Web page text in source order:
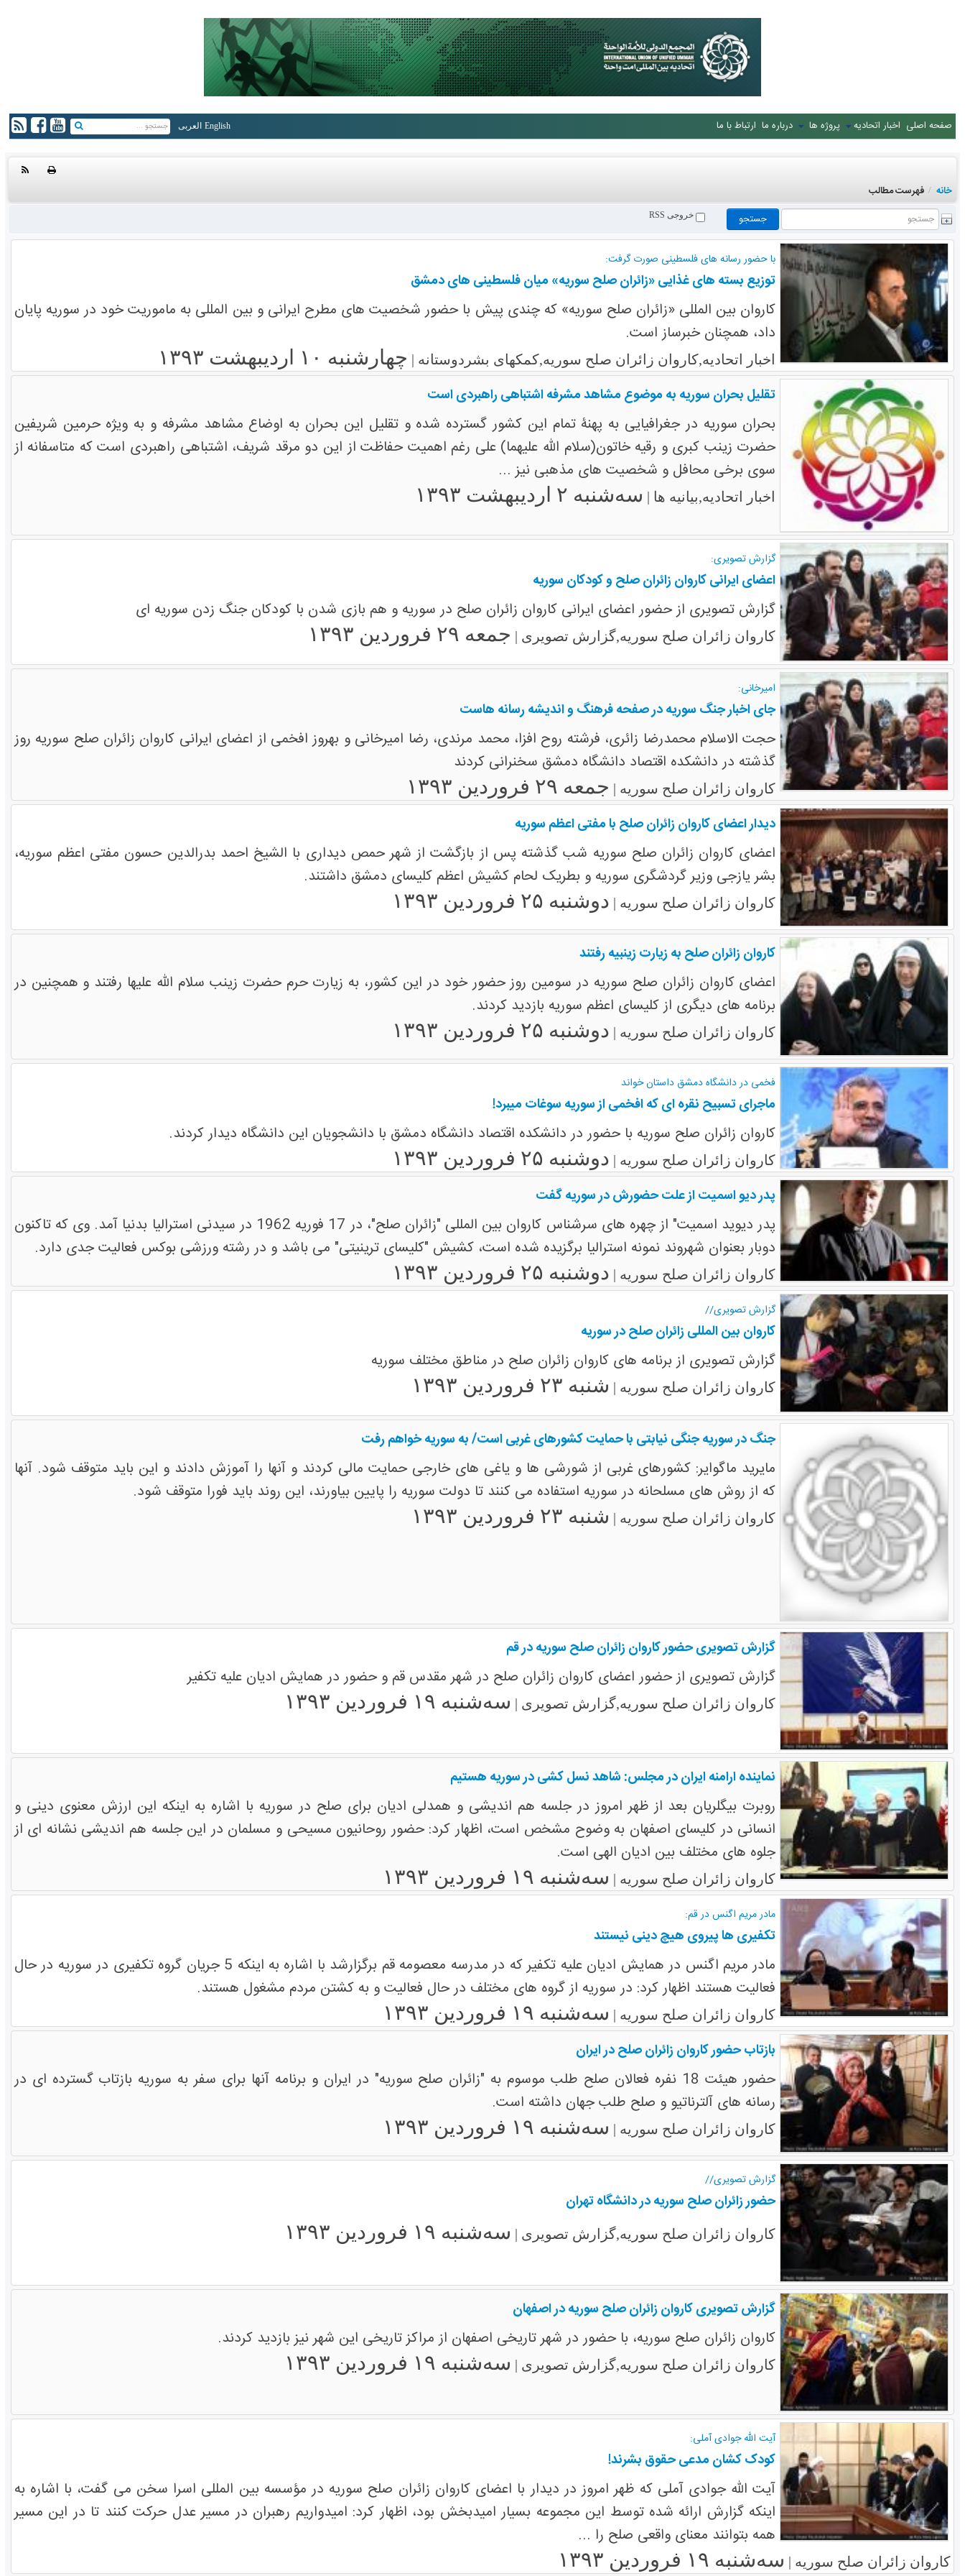
English العربی صفحه اصلی اخبار اتحادیه پروژه ها درباره ما ارتباط با ما
خانه / فهرست مطالب
خروجی RSS
با حضور رسانه های فلسطینی صورت گرفت:
توزیع بسته های غذایی «زائران صلح سوریه» میان فلسطینی های دمشق
کاروان بین المللی «زائران صلح سوریه» که چندی پیش با حضور شخصیت های مطرح ایرانی و بین المللی به ماموریت خود در سوریه پایان
داد، همچنان خبرساز است.
اخبار اتحادیه,کاروان زائران صلح سوریه,کمکهای بشردوستانه | چهارشنبه ۱۰ اردیبهشت ۱۳۹۳
تقلیل بحران سوریه به موضوع مشاهد مشرفه اشتباهی راهبردی است
بحران سوریه در جغرافیایی به پهنۀ تمام این کشور گسترده شده و تقلیل این بحران به اوضاع مشاهد مشرفه و به ویژه حرمین شریفین
حضرت زینب کبری و رقیه خاتون(سلام الله علیهما) علی رغم اهمیت حفاظت از این دو مرقد شریف، اشتباهی راهبردی است که متاسفانه از
سوی برخی محافل و شخصیت های مذهبی نیز ...
اخبار اتحادیه,بیانیه ها | سه‌شنبه ۲ اردیبهشت ۱۳۹۳
گزارش تصویری:
اعضای ایرانی کاروان زائران صلح و کودکان سوریه
گزارش تصویری از حضور اعضای ایرانی کاروان زائران صلح در سوریه و هم بازی شدن با کودکان جنگ زدن سوریه ای
کاروان زائران صلح سوریه,گزارش تصویری | جمعه ۲۹ فروردین ۱۳۹۳
امیرخانی:
جای اخبار جنگ سوریه در صفحه فرهنگ و اندیشه رسانه هاست
حجت الاسلام محمدرضا زائری، فرشته روح افزا، محمد مرندی، رضا امیرخانی و بهروز افخمی از اعضای ایرانی کاروان زائران صلح سوریه روز
گذشته در دانشکده اقتصاد دانشگاه دمشق سخنرانی کردند
کاروان زائران صلح سوریه | جمعه ۲۹ فروردین ۱۳۹۳
دیدار اعضای کاروان زائران صلح با مفتی اعظم سوریه
اعضای کاروان زائران صلح سوریه شب گذشته پس از بازگشت از شهر حمص دیداری با الشیخ احمد بدرالدین حسون مفتی اعظم سوریه،
بشر یازجی وزیر گردشگری سوریه و بطریک لحام کشیش اعظم کلیسای دمشق داشتند.
کاروان زائران صلح سوریه | دوشنبه ۲۵ فروردین ۱۳۹۳
کاروان زائران صلح به زیارت زینبیه رفتند
اعضای کاروان زائران صلح سوریه در سومین روز حضور خود در این کشور، به زیارت حرم حضرت زینب سلام الله علیها رفتند و همچنین در
برنامه های دیگری از کلیسای اعظم سوریه بازدید کردند.
کاروان زائران صلح سوریه | دوشنبه ۲۵ فروردین ۱۳۹۳
فخمی در دانشگاه دمشق داستان خواند
ماجرای تسبیح نقره ای که افخمی از سوریه سوغات میبرد!
کاروان زائران صلح سوریه با حضور در دانشکده اقتصاد دانشگاه دمشق با دانشجویان این دانشگاه دیدار کردند.
کاروان زائران صلح سوریه | دوشنبه ۲۵ فروردین ۱۳۹۳
پدر دیو اسمیت از علت حضورش در سوریه گفت
پدر دیوید اسمیت" از چهره های سرشناس کاروان بین المللی "زائران صلح"، در 17 فوریه 1962 در سیدنی استرالیا بدنیا آمد. وی که تاکنون
دوبار بعنوان شهروند نمونه استرالیا برگزیده شده است، کشیش "کلیسای ترینیتی" می باشد و در رشته ورزشی بوکس فعالیت جدی دارد.
کاروان زائران صلح سوریه | دوشنبه ۲۵ فروردین ۱۳۹۳
گزارش تصویری//
کاروان بین المللی زائران صلح در سوریه
گزارش تصویری از برنامه های کاروان زائران صلح در مناطق مختلف سوریه
کاروان زائران صلح سوریه | شنبه ۲۳ فروردین ۱۳۹۳
جنگ در سوریه جنگی نیابتی با حمایت کشورهای غربی است/ به سوریه خواهم رفت
مایرید ماگوایر: کشورهای غربی از شورشی ها و یاغی های خارجی حمایت مالی کردند و آنها را آموزش دادند و این باید متوقف شود. آنها
که از روش های مسلحانه در سوریه استفاده می کنند تا دولت سوریه را پایین بیاورند، این روند باید فورا متوقف شود.
کاروان زائران صلح سوریه | شنبه ۲۳ فروردین ۱۳۹۳
گزارش تصویری حضور کاروان زائران صلح سوریه در قم
گزارش تصویری از حضور اعضای کاروان زائران صلح در شهر مقدس قم و حضور در همایش ادیان علیه تکفیر
کاروان زائران صلح سوریه,گزارش تصویری | سه‌شنبه ۱۹ فروردین ۱۳۹۳
نماینده ارامنه ایران در مجلس: شاهد نسل کشی در سوریه هستیم
روبرت بیگلریان بعد از ظهر امروز در جلسه هم اندیشی و همدلی ادیان برای صلح در سوریه با اشاره به اینکه این ارزش معنوی دینی و
انسانی در کلیسای اصفهان به وضوح مشخص است، اظهار کرد: حضور روحانیون مسیحی و مسلمان در این جلسه هم اندیشی نشانه ای از
جلوه های مختلف بین ادیان الهی است.
کاروان زائران صلح سوریه | سه‌شنبه ۱۹ فروردین ۱۳۹۳
مادر مریم اگنس در قم:
تکفیری ها پیروی هیچ دینی نیستند
مادر مریم اگنس در همایش ادیان علیه تکفیر که در مدرسه معصومه قم برگزارشد با اشاره به اینکه 5 جریان گروه تکفیری در سوریه در حال
فعالیت هستند اظهار کرد: در سوریه از گروه های مختلف در حال فعالیت و به کشتن مردم مشغول هستند.
کاروان زائران صلح سوریه | سه‌شنبه ۱۹ فروردین ۱۳۹۳
بازتاب حضور کاروان زائران صلح در ایران
حضور هیئت 18 نفره فعالان صلح طلب موسوم به "زائران صلح سوریه" در ایران و برنامه آنها برای سفر به سوریه بازتاب گسترده ای در
رسانه های آلترناتیو و صلح طلب جهان داشته است.
کاروان زائران صلح سوریه | سه‌شنبه ۱۹ فروردین ۱۳۹۳
گزارش تصویری//
حضور زائران صلح سوریه در دانشگاه تهران
کاروان زائران صلح سوریه,گزارش تصویری | سه‌شنبه ۱۹ فروردین ۱۳۹۳
گزارش تصویری کاروان زائران صلح سوریه در اصفهان
کاروان زائران صلح سوریه، با حضور در شهر تاریخی اصفهان از مراکز تاریخی این شهر نیز بازدید کردند.
کاروان زائران صلح سوریه,گزارش تصویری | سه‌شنبه ۱۹ فروردین ۱۳۹۳
آیت الله جوادی آملی:
کودک کشان مدعی حقوق بشرند!
آیت الله جوادی آملی که ظهر امروز در دیدار با اعضای کاروان زائران صلح سوریه در مؤسسه بین المللی اسرا سخن می گفت، با اشاره به
اینکه گزارش ارائه شده توسط این مجموعه بسیار امیدبخش بود، اظهار کرد: امیدواریم رهبران در مسیر عدل حرکت کنند تا در این مسیر
همه بتوانند معنای واقعی صلح را ...
کاروان زائران صلح سوریه | سه‌شنبه ۱۹ فروردین ۱۳۹۳